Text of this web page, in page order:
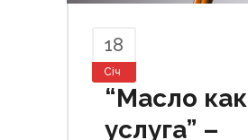
18
Січ
“Масло как
услуга” –